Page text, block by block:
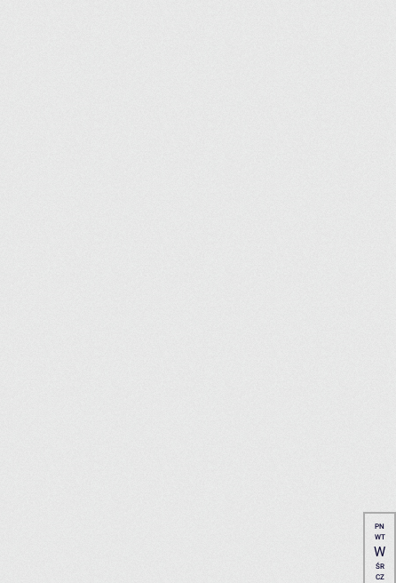
PN
WT
W
ŚR
CZ